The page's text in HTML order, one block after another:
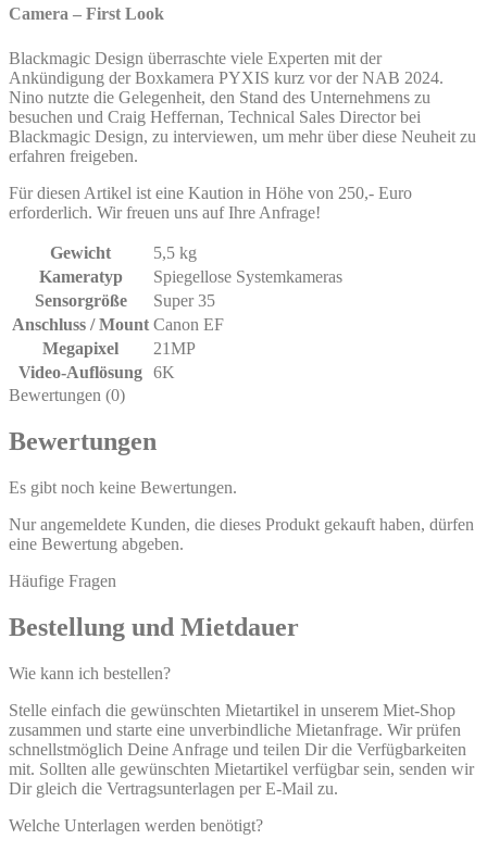
Camera – First Look
Blackmagic Design überraschte viele Experten mit der
Ankündigung der Boxkamera PYXIS kurz vor der NAB 2024.
Nino nutzte die Gelegenheit, den Stand des Unternehmens zu
besuchen und Craig Heffernan, Technical Sales Director bei
Blackmagic Design, zu interviewen, um mehr über diese Neuheit zu
erfahren freigeben.
Für diesen Artikel ist eine Kaution in Höhe von 250,- Euro
erforderlich. Wir freuen uns auf Ihre Anfrage!
Gewicht
5,5 kg
Kameratyp
Spiegellose Systemkameras
Sensorgröße
Super 35
Anschluss / Mount Canon EF
Megapixel
21MP
Video-Auflösung 6K
Bewertungen (0)
Bewertungen
Es gibt noch keine Bewertungen.
Nur angemeldete Kunden, die dieses Produkt gekauft haben, dürfen
eine Bewertung abgeben.
Häufige Fragen
Bestellung und Mietdauer
Wie kann ich bestellen?
Stelle einfach die gewünschten Mietartikel in unserem Miet-Shop
zusammen und starte eine unverbindliche Mietanfrage. Wir prüfen
schnellstmöglich Deine Anfrage und teilen Dir die Verfügbarkeiten
mit. Sollten alle gewünschten Mietartikel verfügbar sein, senden wir
Dir gleich die Vertragsunterlagen per E-Mail zu.
Welche Unterlagen werden benötigt?